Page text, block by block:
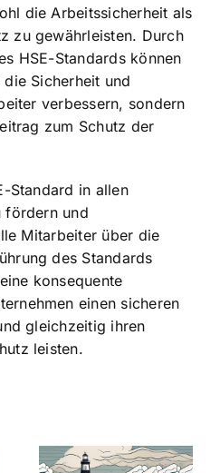
die Arbeitssicherheit als
zu gewährleisten. Durch
HSE-Standards können
Sicherheit und
verbessern, sondern
zum Schutz der
Standard in allen
fördern und
Mitarbeiter über die
des Standards
konsequente
einen sicheren
gleichzeitig ihren
leisten.
Die Evolution